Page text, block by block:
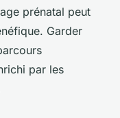
prénatal peut
Garder
par les